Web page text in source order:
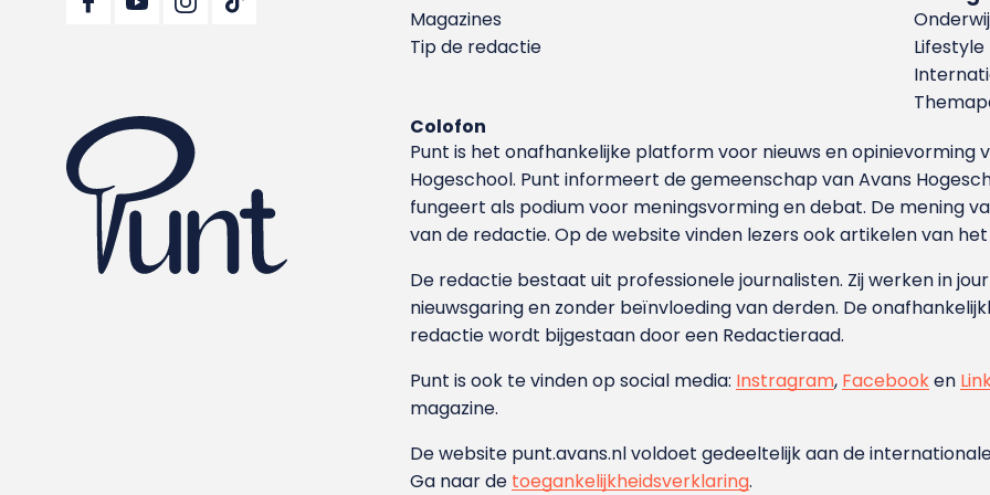
Magazines
Tip de redactie
Lifestyle
Colofon
Punt is het onafhankelijke platform voor nieuws en
Hoge­school. Punt informeert de gemeenschap van Avans
fungeert als podium voor meningsvorming en debat. De mening
van de redactie. Op de website vinden lezers ook artikelen van
De redactie bestaat uit professionele journalisten. Zij werken in
nieuwsgaring en zonder beïnvloeding van derden. De
redactie wordt bijgestaan door een Redactieraad.
Punt is ook te vinden op social media: Instragram, Facebooken
magazine.
De website punt.avans.nl voldoet gedeeltelijk aan de
Ga naar de toegankelijkheidsverklaring.